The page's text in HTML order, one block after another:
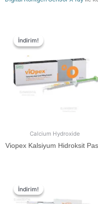
İndirim!
İndirim!
Calcium Hydroxide
Viopex Kalsiyum Hidroksit
İndirim!
İndirim!